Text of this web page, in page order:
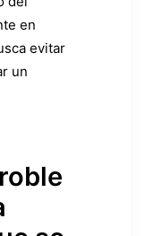
en
evitar
un